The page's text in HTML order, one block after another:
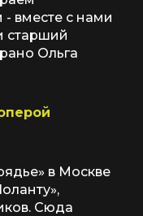
вместе с нами
старший
Ольга
в Москве
Сюда